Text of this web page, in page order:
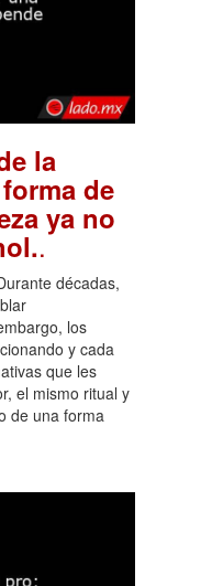
la
de
ya no
.
décadas,
los
y cada
que les
el mismo ritual y
de una forma